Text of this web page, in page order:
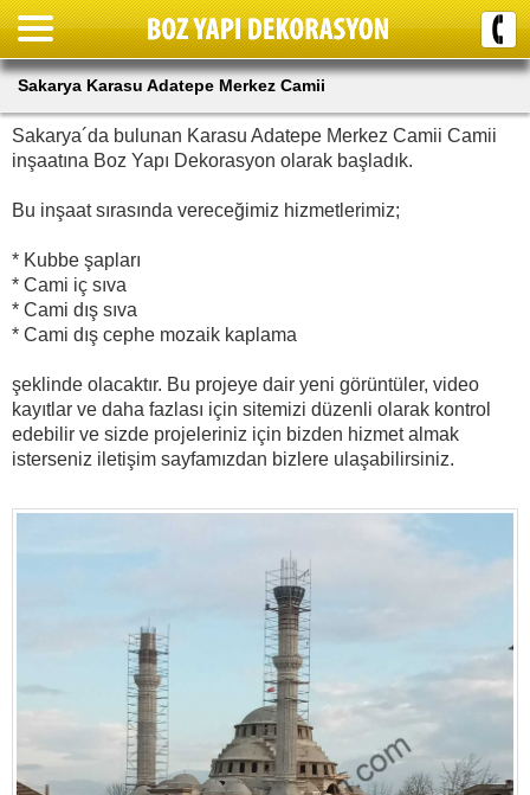
Sakarya Karasu Adatepe Merkez Camii
Sakarya´da bulunan Karasu Adatepe Merkez Camii Camii
inşaatına Boz Yapı Dekorasyon olarak başladık.
Bu inşaat sırasında vereceğimiz hizmetlerimiz;
* Kubbe şapları
* Cami iç sıva
* Cami dış sıva
* Cami dış cephe mozaik kaplama
şeklinde olacaktır. Bu projeye dair yeni görüntüler, video
kayıtlar ve daha fazlası için sitemizi düzenli olarak kontrol
edebilir ve sizde projeleriniz için bizden hizmet almak
isterseniz iletişim sayfamızdan bizlere ulaşabilirsiniz.